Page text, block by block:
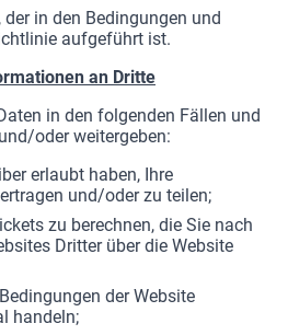
in den Bedingungen und
aufgeführt ist.
an Dritte
in den folgenden Fällen und
oder weitergeben:
erlaubt haben, Ihre
und/oder zu teilen;
zu berechnen, die Sie nach
Dritter über die Website
der Website
handeln;